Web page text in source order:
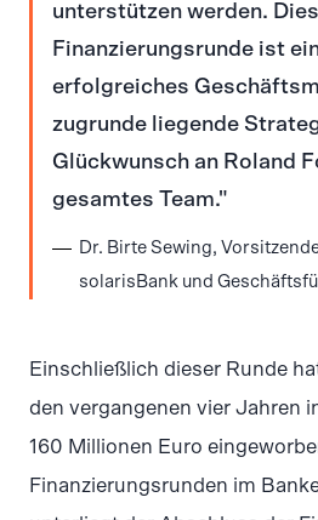
unterstützen werden.
Finanzierungsrunde ist
erfolgreiches
zugrunde liegende
Glückwunsch an Roland
gesamtes Team.
Dr. Birte Sewing,
solarisBank und
Einschließlich dieser Runde
den vergangenen vier Jahren
160 Millionen Euro
Finanzierungsrunden im